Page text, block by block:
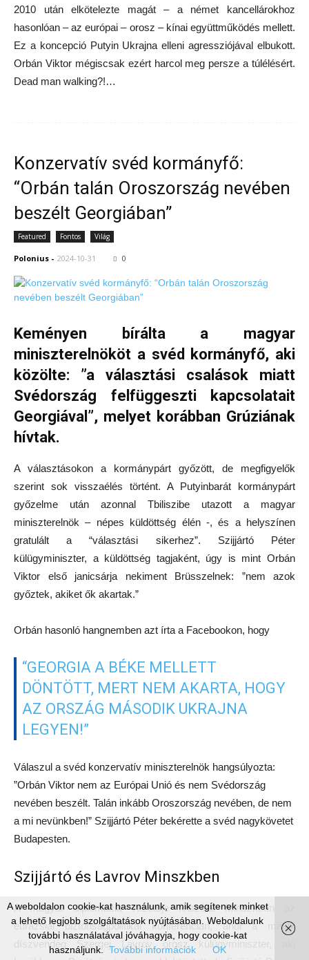
2010 után elkötelezte magát – a német kancellárokhoz
hasonlóan – az európai – orosz – kínai együttműködés mellett.
Ez a koncepció Putyin Ukrajna elleni agressziójával elbukott.
Orbán Viktor mégiscsak ezért harcol meg persze a túlélésért.
Dead man walking?!…
Konzervatív svéd kormányfő:
“Orbán talán Oroszország nevében
beszélt Georgiában”
Featured Fontos Világ
Polonius - 2024-10-31 0
Keményen bírálta a magyar
miniszterelnököt a svéd kormányfő, aki
közölte: ”a választási csalások miatt
Svédország felfüggeszti kapcsolatait
Georgiával”, melyet korábban Grúziának
hívtak.
A választásokon a kormánypárt győzött, de megfigyelők
szerint sok visszaélés történt. A Putyinbarát kormánypárt
győzelme után azonnal Tbiliszibe utazott a magyar
miniszterelnök – népes küldöttség élén -, és a helyszínen
gratulált a “választási sikerhez”. Szijjártó Péter
külügyminiszter, a küldöttség tagjaként, úgy is mint Orbán
Viktor első janicsárja nekiment Brüsszelnek: ”nem azok
győztek, akiket ők akartak.”
Orbán hasonló hangnemben azt írta a Facebookon, hogy
“GEORGIA A BÉKE MELLETT
DÖNTÖTT, MERT NEM AKARTA, HOGY
AZ ORSZÁG MÁSODIK UKRAJNA
LEGYEN!”
Válaszul a svéd konzervatív miniszterelnök hangsúlyozta:
”Orbán Viktor nem az Európai Unió és nem Svédország
nevében beszélt. Talán inkább Oroszország nevében, de nem
a mi nevünkben!” Szijjártó Péter bekérette a svéd nagykövetet
Budapesten.
Szijjártó és Lavrov Minszkben
A magyar diplomácia vezetője felszólal Minszkben az
eurázsiai biztonságpolitikai konferencián, ahol a másik
díszvendég Szergej Lavrov orosz külügyminiszter, aki
A weboldalon cookie-kat használunk, amik segítenek minket
a lehető legjobb szolgáltatások nyújtásában. Weboldalunk
további használatával jóváhagyja, hogy cookie-kat
használjunk.
További információk OK